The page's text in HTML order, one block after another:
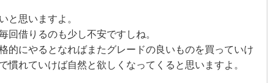
と思いますよ。
回借りるのも少し不安ですしね。
的にやるとなればまたグレードの良いものを買っていけ
慣れていけば自然と欲しくなってくると思いますよ。